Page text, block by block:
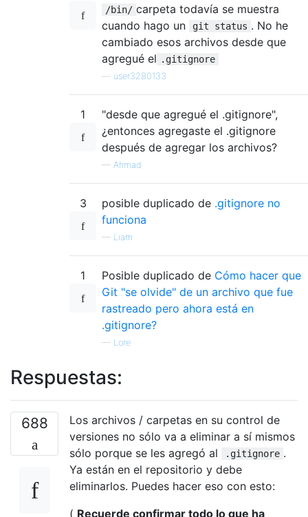
/bin/ carpeta todavía se muestra
cuando hago un
git status . No he
cambiado esos archivos desde que
agregué el .gitignore
user3280133
1
"desde que agregué el .gitignore",
¿entonces agregaste el .gitignore
después de agregar los archivos?
— Ahmad
3 posible duplicado de .gitignore no
funciona
— Liam
1 Posible duplicado de Cómo hacer que
Git "se olvide" de un archivo que fue
rastreado pero ahora está en
.gitignore?
— Lore
Respuestas:
688
Los archivos / carpetas en su control de
versiones no sólo va a eliminar a sí mismos
sólo porque se les agregó al
.gitignore .
Ya están en el repositorio y debe
eliminarlos. Puedes hacer eso con esto:
( Recuerde confirmar todo lo que ha